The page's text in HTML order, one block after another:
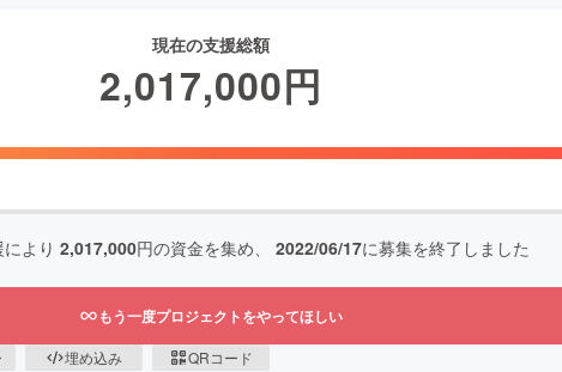
現在の支援総額
2,017,000円
より 2,017,000円の資金を集め、 2022/06/17に募集を終了しました
もう一度プロジェクトをやってほしい
埋め込み QRコード